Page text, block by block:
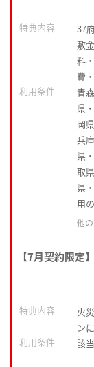
特典内容
37
敷
料
費
利用条件
青
県
岡
兵
県
取
県
用
他
【7月契約限定
特典内容
火
ン
利用条件
該